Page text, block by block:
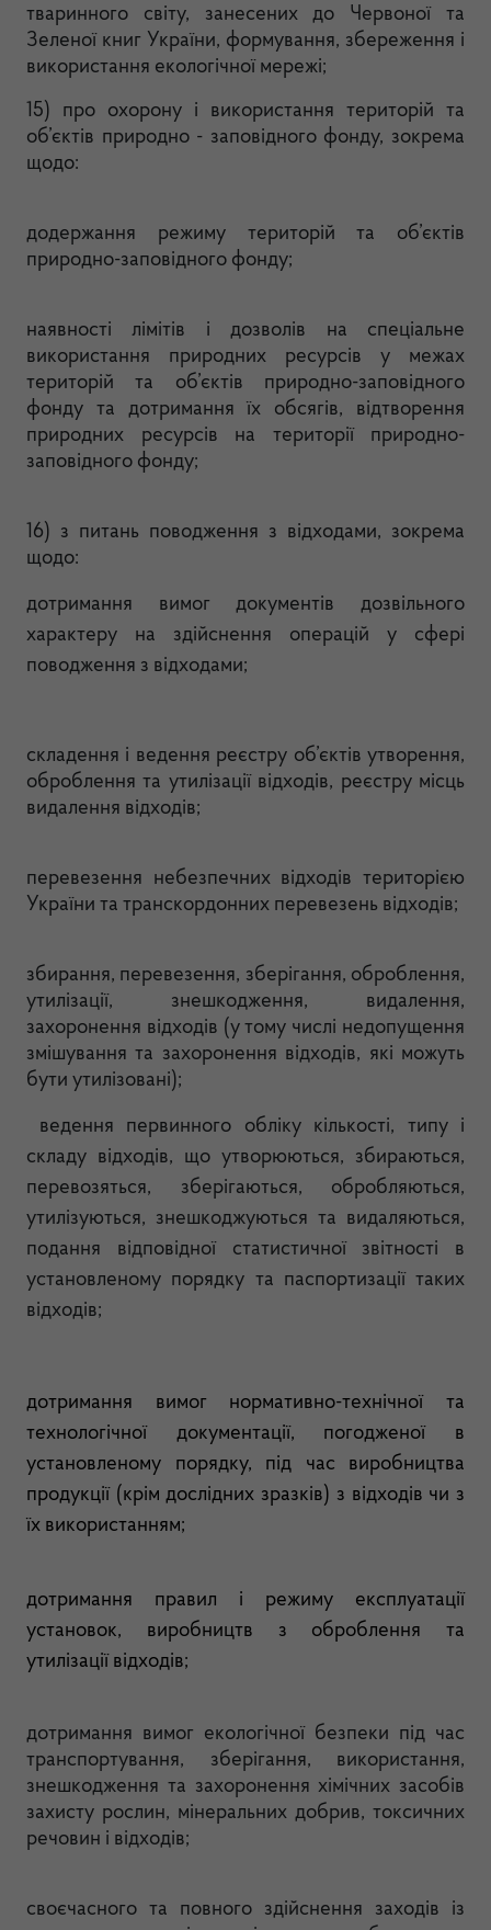
тваринного світу, занесених до Червоної та
Зеленої книг України, формування, збереження і
використання екологічної мережі;
15) про охорону і використання територій та
об’єктів природно - заповідного фонду, зокрема
щодо:
додержання режиму територій та об’єктів
природно-заповідного фонду;
наявності лімітів і дозволів на спеціальне
використання природних ресурсів у межах
територій та об’єктів природно-заповідного
фонду та дотримання їх обсягів, відтворення
природних ресурсів на території природно-
заповідного фонду;
16) з питань поводження з відходами, зокрема
щодо:
дотримання вимог документів дозвільного
характеру на здійснення операцій у сфері
поводження з відходами;
складення і ведення реєстру об’єктів утворення,
оброблення та утилізації відходів, реєстру місць
видалення відходів;
перевезення небезпечних відходів територією
України та транскордонних перевезень відходів;
збирання, перевезення, зберігання, оброблення,
утилізації, знешкодження, видалення,
захоронення відходів (у тому числі недопущення
змішування та захоронення відходів, які можуть
бути утилізовані);
ведення первинного обліку кількості, типу і
складу відходів, що утворюються, збираються,
перевозяться, зберігаються, обробляються,
утилізуються, знешкоджуються та видаляються,
подання відповідної статистичної звітності в
установленому порядку та паспортизації таких
відходів;
дотримання вимог нормативно-технічної та
технологічної документації, погодженої в
установленому порядку, під час виробництва
продукції (крім дослідних зразків) з відходів чи з
їх використанням;
дотримання правил і режиму експлуатації
установок, виробництв з оброблення та
утилізації відходів;
дотримання вимог екологічної безпеки під час
транспортування, зберігання, використання,
знешкодження та захоронення хімічних засобів
захисту рослин, мінеральних добрив, токсичних
речовин і відходів;
своєчасного та повного здійснення заходів із